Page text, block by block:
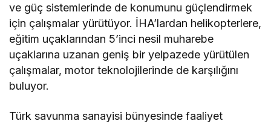
ve güç sistemlerinde de konumunu güçlendirmek
için çalışmalar yürütüyor. İHA’lardan helikopterlere,
eğitim uçaklarından 5’inci nesil muharebe
uçaklarına uzanan geniş bir yelpazede yürütülen
çalışmalar, motor teknolojilerinde de karşılığını
buluyor.
Türk savunma sanayisi bünyesinde faaliyet